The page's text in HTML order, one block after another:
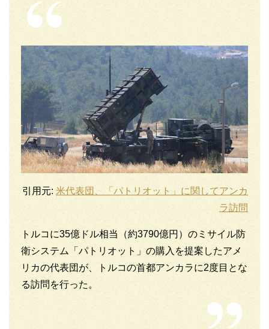
引用元: 米代表団、「パトリオット」に関してアンカ
ラ訪問
トルコに35億ドル相当（約3790億円）のミサイル防
衛システム「パトリオット」の購入を提案したアメ
リカの代表団が、トルコの首都アンカラに2度目とな
る訪問を行った。